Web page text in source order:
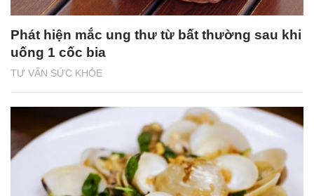
TƯ VẤN SỨC KHỎE
Phát hiện mắc ung thư từ bất thường sau khi
uống 1 cốc bia